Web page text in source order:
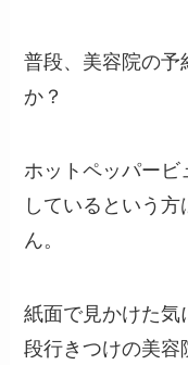
普段、美容院の予
か？
ホットペッパービ
しているという
ん。
紙面で見かけた気
段行きつけの美容